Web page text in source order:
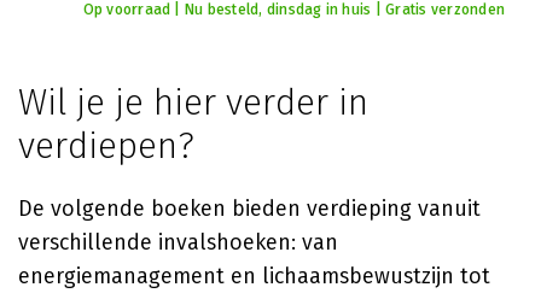
Op voorraad | Nu besteld, dinsdag in huis | Gratis verzonden
Wil je je hier verder in
verdiepen?
De volgende boeken bieden verdieping vanuit
verschillende invalshoeken: van
energiemanagement en lichaamsbewustzijn tot